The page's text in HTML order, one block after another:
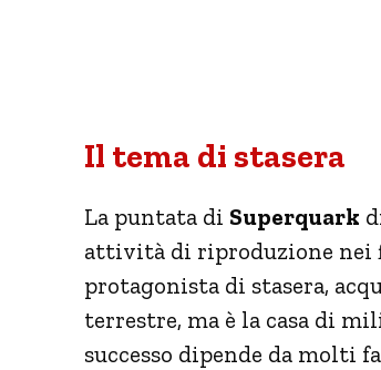
Il tema di stasera
La puntata di Superquark
attività di riproduzione nei
protagonista di stasera,
terrestre, ma è la casa di
successo dipende da molti